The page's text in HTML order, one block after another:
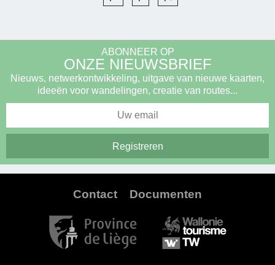
ABONNEER OP
ONZE NIEUWSBRIEF
Nieuws, netwerkontwikkeling, uitgave van nieuwe kaarten,
ideeën voor wandelingen, creatie van routes...
Contact Documenten